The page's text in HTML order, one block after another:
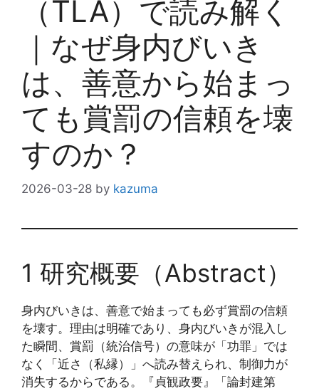
（TLA）で読み解く
｜なぜ身内びいき
は、善意から始まっ
ても賞罰の信頼を壊
すのか？
2026-03-28 by kazuma
1 研究概要（Abstract）
身内びいきは、善意で始まっても必ず賞罰の信頼
を壊す。理由は明確であり、身内びいきが混入し
た瞬間、賞罰（統治信号）の意味が「功罪」では
なく「近さ（私縁）」へ読み替えられ、制御力が
消失するからである。『貞観政要』「論封建第